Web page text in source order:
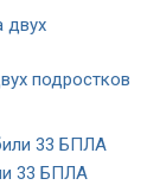
подростков
33 БПЛА